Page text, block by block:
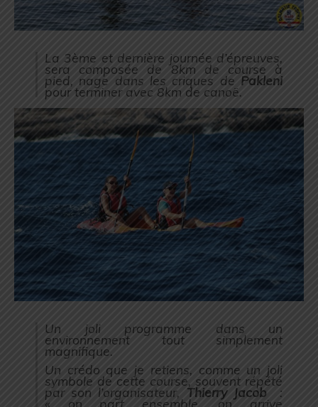
La 3ème et dernière journée d’épreuves,
sera composée de 8km de course à
pied, nage dans les criques de Pakleni
pour terminer avec 8km de canoë.
Un joli programme dans un
environnement tout simplement
magnifique.
Un crédo que je retiens, comme un joli
symbole de cette course, souvent répété
par son l’organisateur, Thierry Jacob :
« on part ensemble, on arrive